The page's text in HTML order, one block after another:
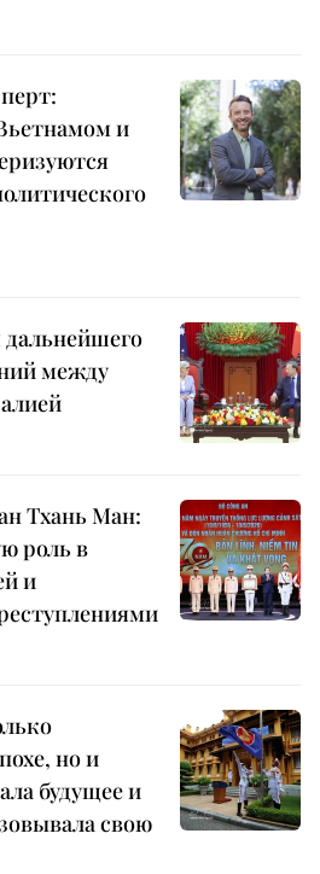
и
между
Тхань Ман:
роль в
и
но и
будущее и
свою